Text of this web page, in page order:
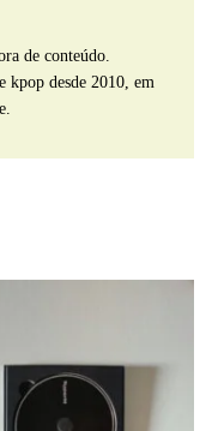
de conteúdo.
kpop desde 2010, em